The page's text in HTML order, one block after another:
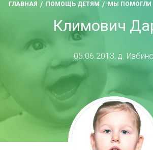
ГЛАВНАЯ ПОМОЩЬ ДЕТЯМ МЫ ПОМОГЛИ
Климович
05.06.2013, д. Избино